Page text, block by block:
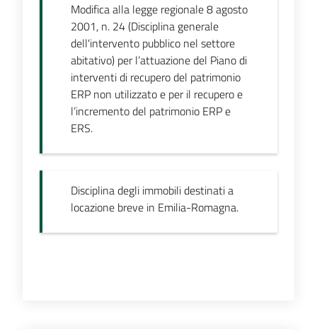
Modifica alla legge regionale 8 agosto
2001, n. 24 (Disciplina generale
dell'intervento pubblico nel settore
abitativo) per l’attuazione del Piano di
interventi di recupero del patrimonio
ERP non utilizzato e per il recupero e
l’incremento del patrimonio ERP e
ERS.
Disciplina degli immobili destinati a
locazione breve in Emilia-Romagna.